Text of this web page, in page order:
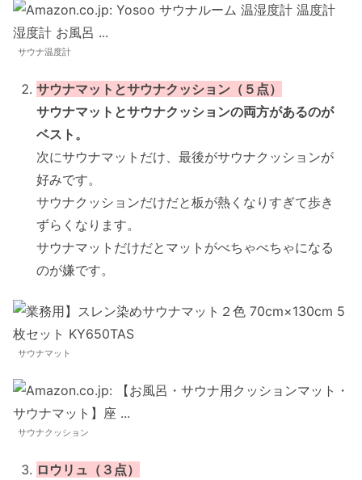
サウナ温度計
サウナマットとサウナクッション（５点）
サウナマットとサウナクッションの両方があるのが
ベスト。
次にサウナマットだけ、最後がサウナクッションが
好みです。
サウナクッションだけだと板が熱くなりすぎて歩き
ずらくなります。
サウナマットだけだとマットがべちゃべちゃになる
のが嫌です。
サウナマット
サウナクッション
ロウリュ（３点）